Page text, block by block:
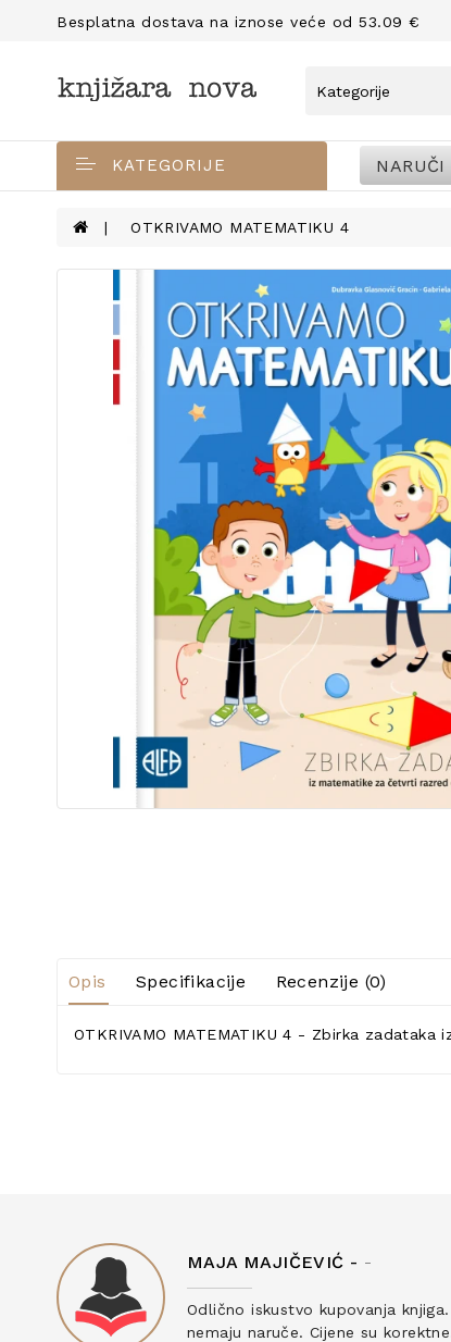
Besplatna dostava na iznose veće od 53.09 €
KATEGORIJE NARUČI
OTKRIVAMO MATEMATIKU 4
Opis Specifikacije Recenzije (0)
OTKRIVAMO MATEMATIKU 4 - Zbirka
MAJA MAJIČEVIĆ - -
Odlično iskustvo kupovanja
nemaju naruče. Cijene su